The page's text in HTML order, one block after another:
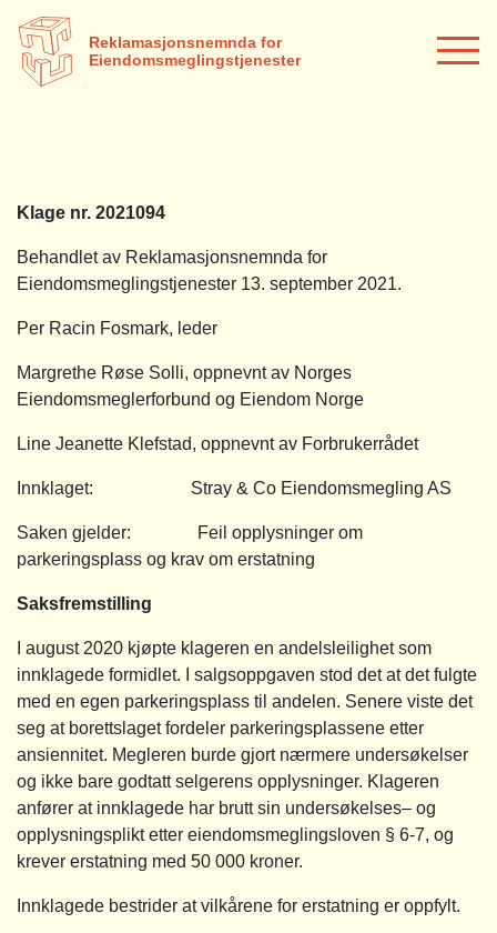
Reklamasjonsnemnda for
Eiendomsmeglingstjenester
Klage nr. 2021094
Behandlet av Reklamasjonsnemnda for
Eiendomsmeglingstjenester 13. september 2021.
Per Racin Fosmark, leder
Margrethe Røse Solli, oppnevnt av Norges
Eiendomsmeglerforbund og Eiendom Norge
Line Jeanette Klefstad, oppnevnt av Forbrukerrådet
Innklaget: Stray & Co Eiendomsmegling AS
Saken gjelder: Feil opplysninger om
parkeringsplass og krav om erstatning
Saksfremstilling
I august 2020 kjøpte klageren en andelsleilighet som
innklagede formidlet. I salgsoppgaven stod det at det fulgte
med en egen parkeringsplass til andelen. Senere viste det
seg at borettslaget fordeler parkeringsplassene etter
ansiennitet. Megleren burde gjort nærmere undersøkelser
og ikke bare godtatt selgerens opplysninger. Klageren
anfører at innklagede har brutt sin undersøkelses– og
opplysningsplikt etter eiendomsmeglingsloven § 6-7, og
krever erstatning med 50 000 kroner.
Innklagede bestrider at vilkårene for erstatning er oppfylt.